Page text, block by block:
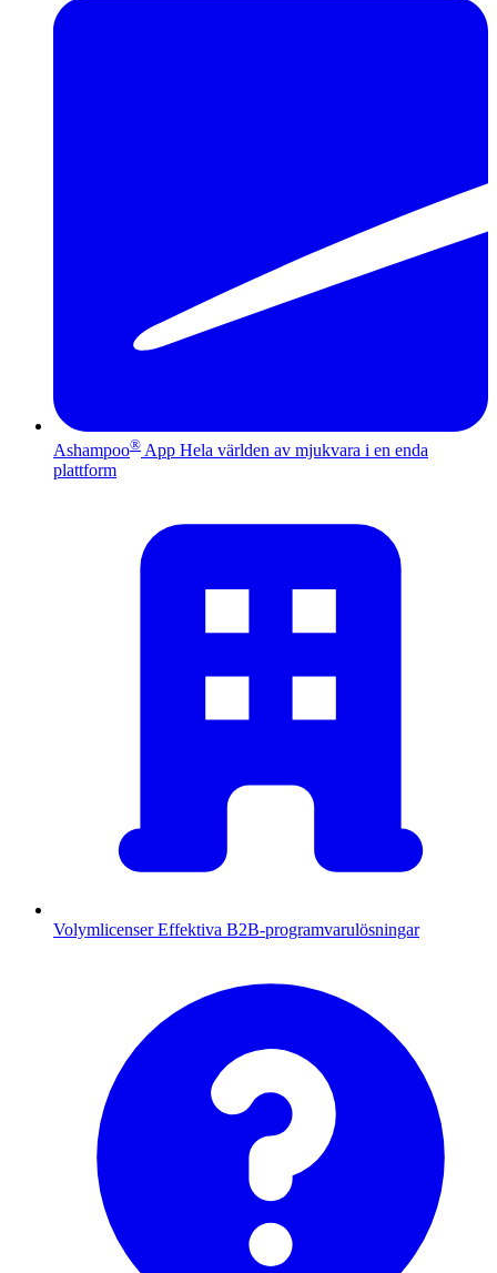
Ashampoo® App Hela världen av mjukvara i en enda
plattform
Volymlicenser Effektiva B2B-programvarulösningar